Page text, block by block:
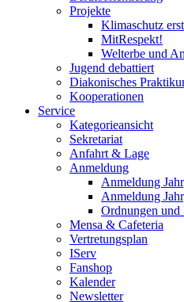
Projekte
Klimaschutz
MitRespekt!
Welterbe und
Jugend debattiert
Diakonisches
Kooperationen
Service
Kategorieansicht
Sekretariat
Anfahrt & Lage
Anmeldung
Anmeldung
Anmeldung
Ordnungen und
Mensa & Cafeteria
Vertretungsplan
IServ
Fanshop
Kalender
Newsletter